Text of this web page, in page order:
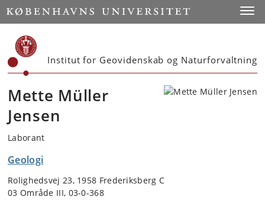
Start
Institut for Geovidenskab og Naturforvaltning
Mette Müller
Jensen
Laborant
Geologi
Rolighedsvej 23, 1958 Frederiksberg C
03 Område III, 03-0-368